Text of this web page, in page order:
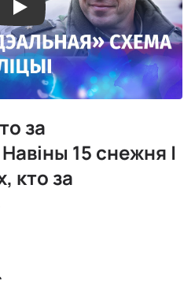
за
15 снежня |
кто за